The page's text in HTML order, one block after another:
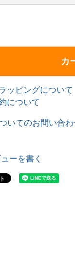
カ
ッピングについて
について
いてのお問い合
ーを書く